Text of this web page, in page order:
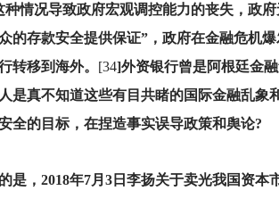
种情况导致政府宏观调控能力的丧失，政
的存款安全提供保证”，政府在金融危机
转移到海外。 [34]外资银行曾是阿根廷金
是真不知道这些有目共睹的国际金融乱象
全的目标，在捏造事实误导政策和舆论?
是，2018年7月3日李扬关于卖光我国资本